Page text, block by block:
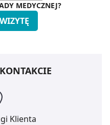
MEDYCZNEJ?
Klienta